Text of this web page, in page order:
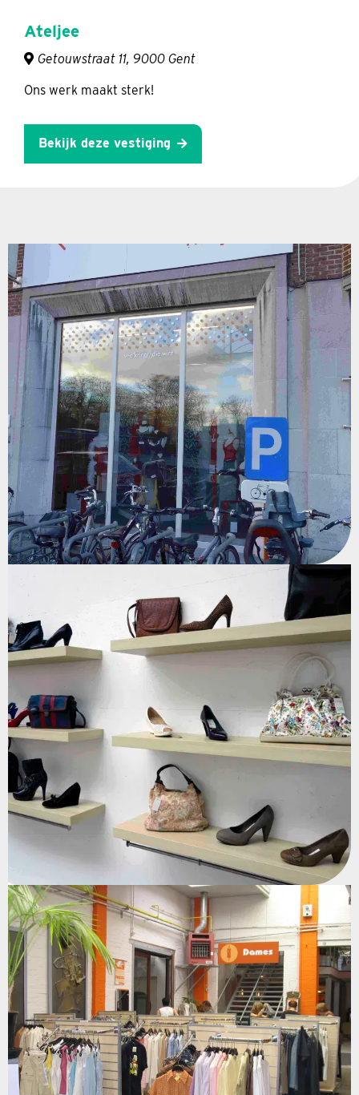
Ateljee
Getouwstraat 11, 9000 Gent
Ons werk maakt sterk!
Bekijk deze vestiging